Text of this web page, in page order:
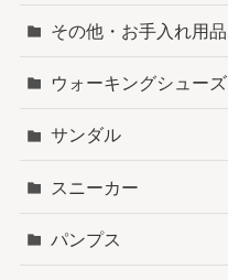
その他・お手入れ用品
ウォーキングシューズ
サンダル
スニーカー
パンプス